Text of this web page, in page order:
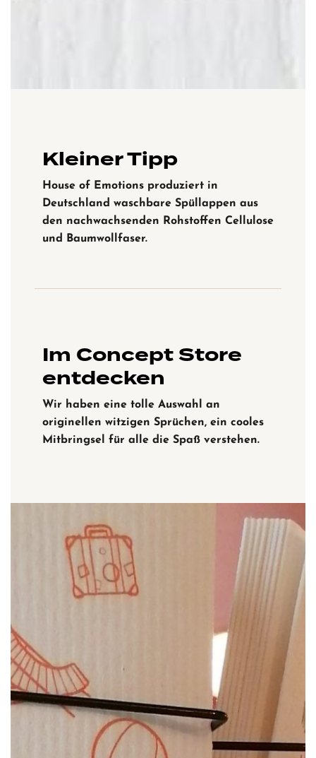
Kleiner Tipp
House of Emotions produziert in
Deutschland waschbare Spüllappen aus
den nachwachsenden Rohstoffen Cellulose
und Baumwollfaser.
Im Concept Store
entdecken
Wir haben eine tolle Auswahl an
originellen witzigen Sprüchen, ein cooles
Mitbringsel für alle die Spaß verstehen.